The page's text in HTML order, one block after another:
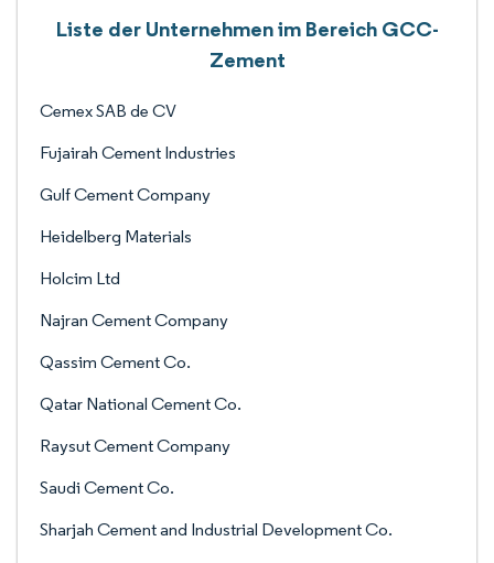
Liste der Unternehmen im Bereich GCC-
Zement
Cemex SAB de CV
Fujairah Cement Industries
Gulf Cement Company
Heidelberg Materials
Holcim Ltd
Najran Cement Company
Qassim Cement Co.
Qatar National Cement Co.
Raysut Cement Company
Saudi Cement Co.
Sharjah Cement and Industrial Development Co.